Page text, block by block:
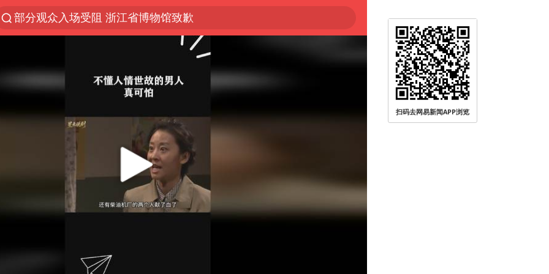
部分观众入场受阻 浙江省博物馆致歉
以“新”破局 首发经济点亮城市消费活力
OpenAI为免费用户升级GPT-5.6 Luna
台风白海豚最新路径研判来了
我国编制完成新版全月地质图
“China Cool”成海外热词
美股三大指数集体收跌 西数跌超13%
巡查组提问 工作人员偷用手机查答案
国家气候中心：8月将有4轮高温过程，部分地区可达40℃～45℃
扫码去网易新闻APP浏览